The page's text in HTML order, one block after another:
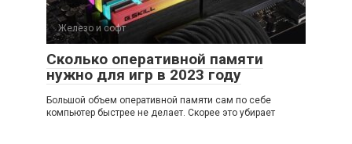
Железо и софт
Сколько оперативной памяти
нужно для игр в 2023 году
Большой объем оперативной памяти сам по себе
компьютер быстрее не делает. Скорее это убирает